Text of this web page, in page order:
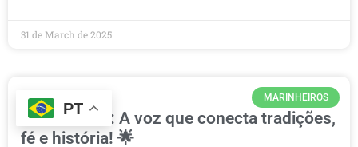
31 de March de 2025
MARINHEIROS
Tata Oroxixi: A voz que conecta tradições,
fé e história! 🌟
PT